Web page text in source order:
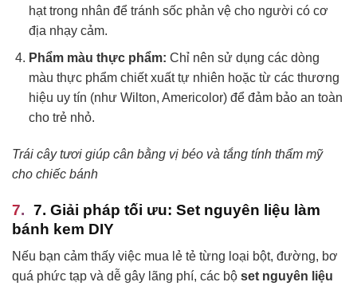
hạt trong nhân để tránh sốc phản vệ cho người có cơ
địa nhạy cảm.
Phẩm màu thực phẩm: Chỉ nên sử dụng các dòng
màu thực phẩm chiết xuất tự nhiên hoặc từ các thương
hiệu uy tín (như Wilton, Americolor) để đảm bảo an toàn
cho trẻ nhỏ.
Trái cây tươi giúp cân bằng vị béo và tắng tính thẩm mỹ
cho chiếc bánh
7. Giải pháp tối ưu: Set nguyên liệu làm
bánh kem DIY
Nếu bạn cảm thấy việc mua lẻ tẻ từng loại bột, đường, bơ
quá phức tạp và dễ gây lãng phí, các bộ set nguyên liệu